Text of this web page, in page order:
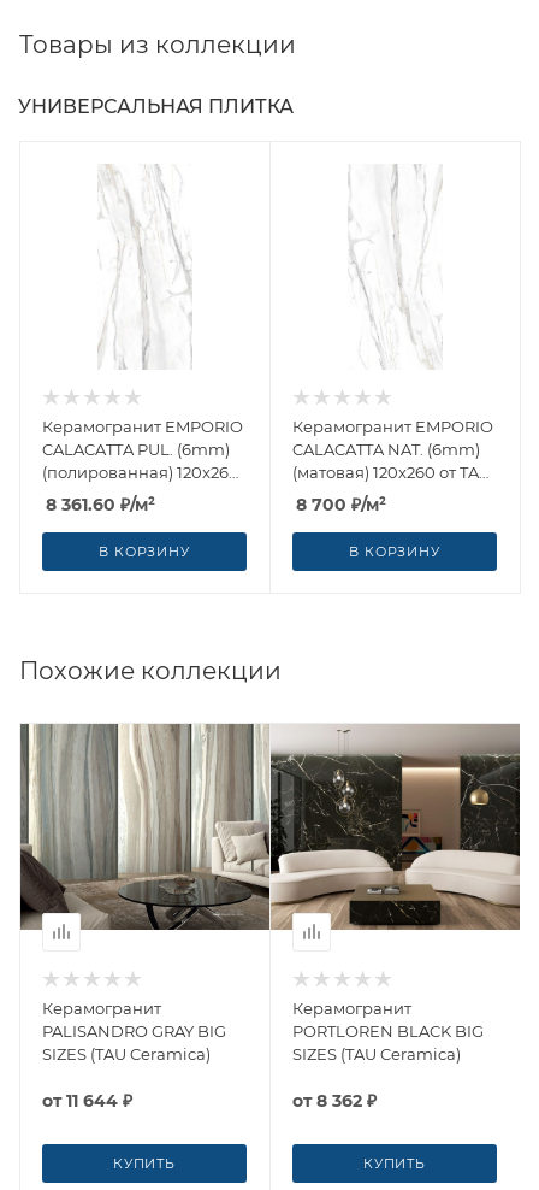
Товары из коллекции
УНИВЕРСАЛЬНАЯ ПЛИТКА
Керамогранит EMPORIO
CALACATTA PUL. (6mm)
(полированная) 120x260
от TAU Ceramica
8 361.60 ₽/м²
В КОРЗИНУ
Керамогранит EMPORIO
CALACATTA NAT. (6mm)
(матовая) 120x260 от TAU
Ceramica (Испания)
8 700 ₽/м²
В КОРЗИНУ
Похожие коллекции
Керамогранит
PALISANDRO GRAY BIG
SIZES (TAU Ceramica)
от11 644 ₽
КУПИТЬ
Керамогранит
PORTLOREN BLACK BIG
SIZES (TAU Ceramica)
от8 362 ₽
КУПИТЬ